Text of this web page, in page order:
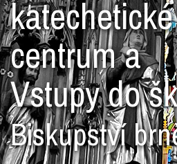
katechetické
centrum a
Vstupy do
Biskupství